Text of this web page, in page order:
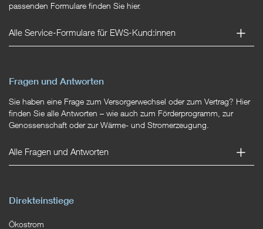
passenden Formulare finden Sie hier.
Alle Service-Formulare für EWS-Kund:innen
Fragen und Antworten
Sie haben eine Frage zum Versorgerwechsel oder zum Vertrag? Hier
finden Sie alle Antworten – wie auch zum Förderprogramm, zur
Genossenschaft oder zur Wärme- und Stromerzeugung.
Alle Fragen und Antworten
Direkteinstiege
Ökostrom